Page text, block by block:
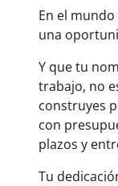
En el
una
Y que tu
trabajo, no
construyes
con
plazos y
Tu